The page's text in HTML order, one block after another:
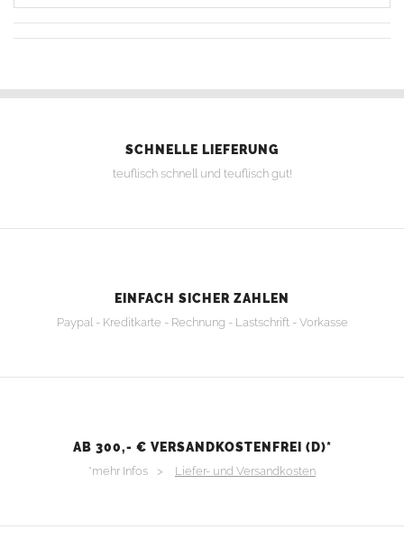
SCHNELLE LIEFERUNG
teuflisch schnell und teuflisch gut!
EINFACH SICHER ZAHLEN
Paypal - Kreditkarte - Rechnung - Lastschrift - Vorkasse
AB 300,- € VERSANDKOSTENFREI (D)*
*mehr Infos > Liefer- und Versandkosten